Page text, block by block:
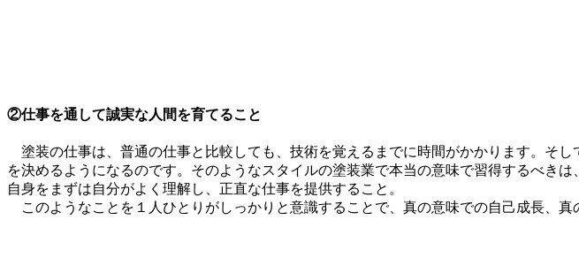
②仕事を通して誠実な人間を育てること
塗装の仕事は、普通の仕事と比較しても、技術を覚えるまでに時間がかかります。そ
を決めるようになるのです。そのようなスタイルの塗装業で本当の意味で習得するべき
自身をまずは自分がよく理解し、正直な仕事を提供すること。
このようなことを１人ひとりがしっかりと意識することで、真の意味での自己成長、